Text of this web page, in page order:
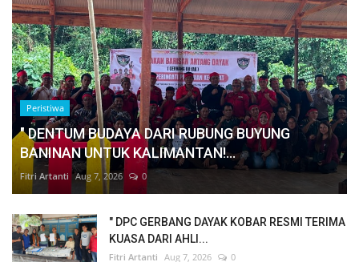
Peristiwa
" DENTUM BUDAYA DARI RUBUNG BUYUNG
BANINAN UNTUK KALIMANTAN!...
Fitri Artanti Aug 7, 2026 0
" DPC GERBANG DAYAK KOBAR RESMI TERIMA
KUASA DARI AHLI...
Fitri Artanti Aug 7, 2026 0